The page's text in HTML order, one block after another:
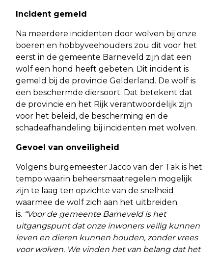
Incident gemeld
Na meerdere incidenten door wolven bij onze
boeren en hobbyveehouders zou dit voor het
eerst in de gemeente Barneveld zijn dat een
wolf een hond heeft gebeten. Dit incident is
gemeld bij de provincie Gelderland. De wolf is
een beschermde diersoort. Dat betekent dat
de provincie en het Rijk verantwoordelijk zijn
voor het beleid, de bescherming en de
schadeafhandeling bij incidenten met wolven.
Gevoel van onveiligheid
Volgens burgemeester Jacco van der Tak is het
tempo waarin beheersmaatregelen mogelijk
zijn te laag ten opzichte van de snelheid
waarmee de wolf zich aan het uitbreiden
is. “Voor de gemeente Barneveld is het
uitgangspunt dat onze inwoners veilig kunnen
leven en dieren kunnen houden, zonder vrees
voor wolven. We vinden het van belang dat het